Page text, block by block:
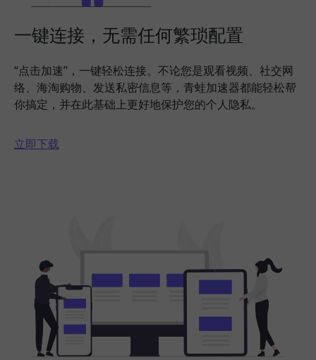
一键连接，无需任何繁琐配置
“点击加速”，一键轻松连接。不论您是观看视频、社交网
络、海淘购物、发送私密信息等，青蛙加速器都能轻松帮
你搞定，并在此基础上更好地保护您的个人隐私。
立即下载